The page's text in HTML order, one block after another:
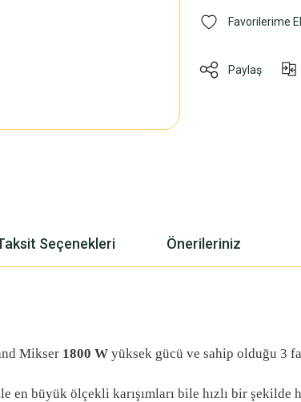
Paylaş
Seçenekleri Önerileriniz
Mikser 1800 Wyüksek gücü ve sahip olduğu 3
büyük ölçekli karışımları bile hızlı bir şekilde